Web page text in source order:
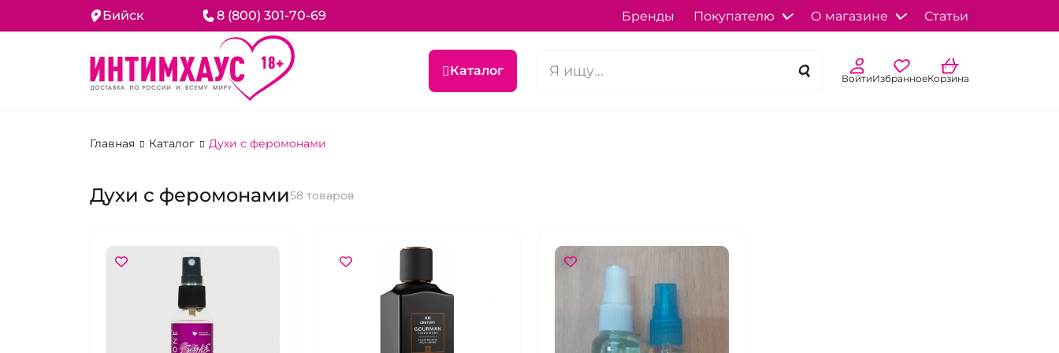
Бийск 8 (800) 301-70-69 Бренды Покупателю О магазине Статьи
Каталог ВойтиИзбранноеКорзина
Главная Каталог Духи с феромонами
Духи с феромонами58 товаров